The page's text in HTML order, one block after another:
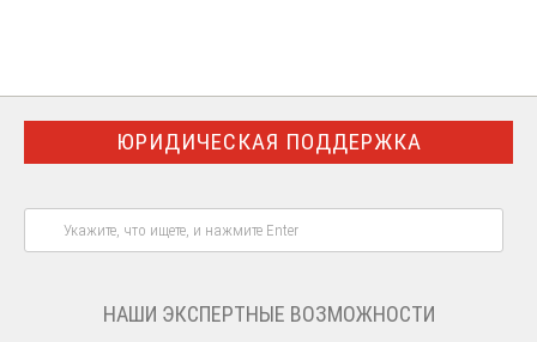
ЮРИДИЧЕСКАЯ ПОДДЕРЖКА
НАШИ ЭКСПЕРТНЫЕ ВОЗМОЖНОСТИ